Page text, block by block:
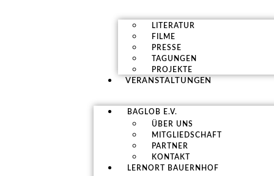
LITERATUR
FILME
PRESSE
TAGUNGEN
PROJEKTE
VERANSTALTUNGEN
BAGLOB E.V.
ÜBER UNS
MITGLIEDSCHAFT
PARTNER
KONTAKT
LERNORT BAUERNHOF